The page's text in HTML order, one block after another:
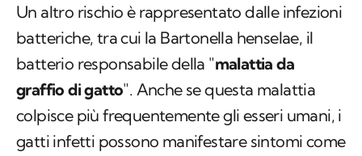
Un altro rischio è rappresentato dalle infezioni
batteriche, tra cui la Bartonella henselae, il
batterio responsabile della "malattia da
graffio di gatto". Anche se questa malattia
colpisce più frequentemente gli esseri umani, i
gatti infetti possono manifestare sintomi come